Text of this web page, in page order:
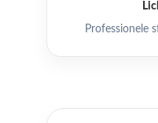
Professionele